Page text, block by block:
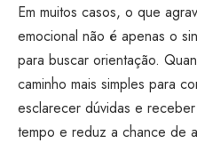
Em muitos casos, o que
emocional não é apenas o
para buscar orientação.
caminho mais simples para
esclarecer dúvidas e
tempo e reduz a chance de